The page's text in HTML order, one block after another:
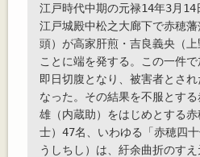
江戸時代中期の元禄14年3月14
江戸城殿中松之大廊下で赤穂
頭）が高家肝煎・吉良義央（
ことに端を発する。この一件
即日切腹となり、被害者とさ
なった。その結果を不服とす
雄（内蔵助）をはじめとする
士）47名、いわゆる「赤穂四
うしちし）は、紆余曲折のす